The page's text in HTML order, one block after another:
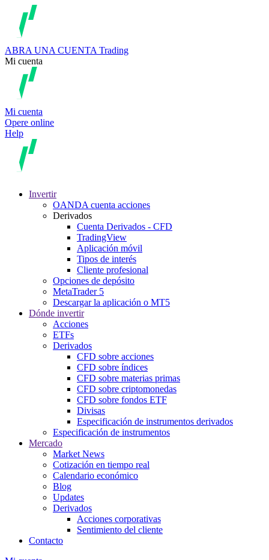
ABRA UNA CUENTA Trading
Mi cuenta
Mi cuenta
Opere online
Help
Invertir
OANDA cuenta acciones
Derivados
Cuenta Derivados - CFD
TradingView
Aplicación móvil
Tipos de interés
Cliente profesional
Opciones de depósito
MetaTrader 5
Descargar la aplicación o MT5
Dónde invertir
Acciones
ETFs
Derivados
CFD sobre acciones
CFD sobre índices
CFD sobre materias primas
CFD sobre criptomonedas
CFD sobre fondos ETF
Divisas
Especificación de instrumentos derivados
Especificación de instrumentos
Mercado
Market News
Cotización en tiempo real
Calendario económico
Blog
Updates
Derivados
Acciones corporativas
Sentimiento del cliente
Contacto